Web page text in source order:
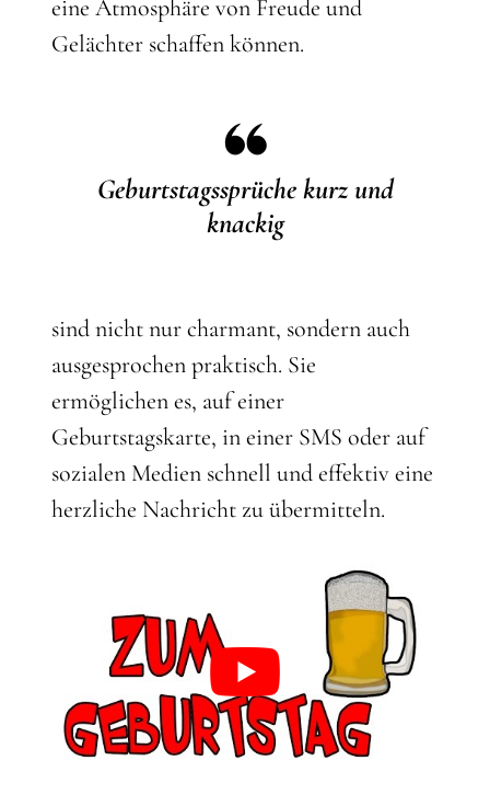
eine Atmosphäre von Freude und
Gelächter schaffen können.
Geburtstagssprüche kurz und
knackig
sind nicht nur charmant, sondern auch
ausgesprochen praktisch. Sie
ermöglichen es, auf einer
Geburtstagskarte, in einer SMS oder auf
sozialen Medien schnell und effektiv eine
herzliche Nachricht zu übermitteln.